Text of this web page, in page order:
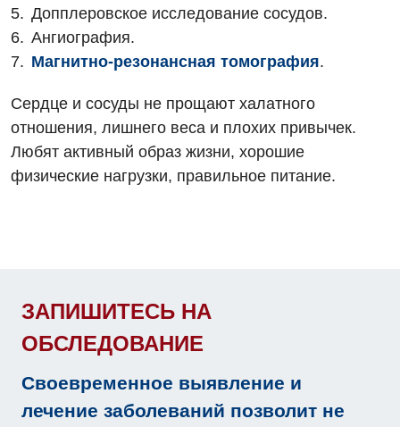
Отделение интенсивной терапии
Оториноларингология
Офтальмологическое отделение
Педиатрическое отделение
Допплеровское исследование сосудов.
Ангиография.
Магнитно-резонансная томография.
Сердце и сосуды не прощают халатного
отношения, лишнего веса и плохих привычек.
Любят активный образ жизни, хорошие
физические нагрузки, правильное питание.
ЗАПИШИТЕСЬ НА
ОБСЛЕДОВАНИЕ
Своевременное выявление и
лечение заболеваний позволит не